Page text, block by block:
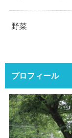
野菜
プロフィール